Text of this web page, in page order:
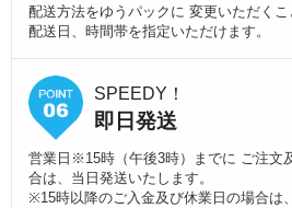
配送方法をゆうパックに 変更いただく
配送日、時間帯を指定いただけます。
SPEEDY！
即日発送
営業日※15時（午後3時）までに ご注文
合は、当日発送いたします。
※15時以降のご入金及び休業日の場合は